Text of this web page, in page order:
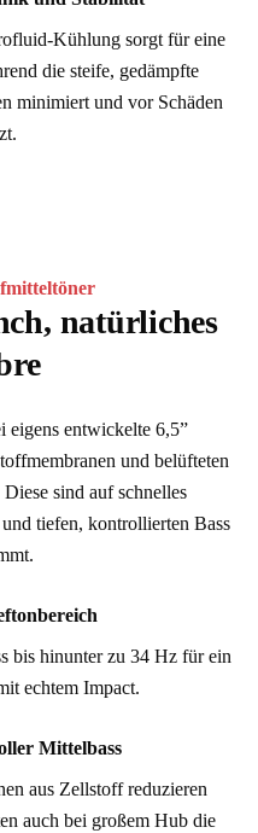
Kühlung sorgt für eine
die steife, gedämpfte
minimiert und vor Schäden
natürliches
eigens entwickelte 6,5”
und belüfteten
sind auf schnelles
tiefen, kontrollierten Bass
bis hinunter zu 34 Hz für ein
echtem Impact.
Mittelbass
aus Zellstoff reduzieren
auch bei großem Hub die